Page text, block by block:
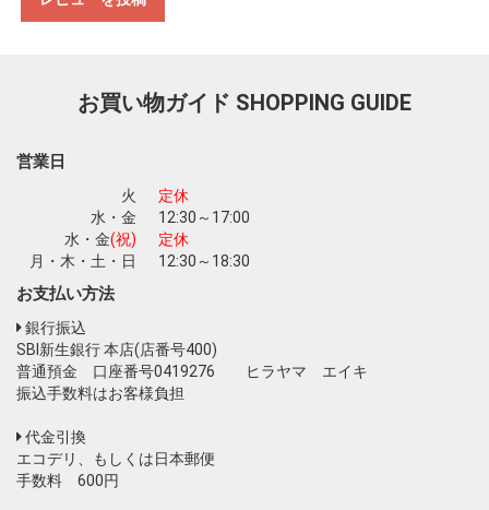
お買い物ガイド SHOPPING GUIDE
営業日
火
定休
水・金
12:30～17:00
水・金(祝)
定休
月・木・土・日
12:30～18:30
お支払い方法
銀行振込
SBI新生銀行 本店(店番号400)
普通預金 口座番号0419276 ヒラヤマ エイキ
振込手数料はお客様負担
代金引換
エコデリ、もしくは日本郵便
手数料 600円